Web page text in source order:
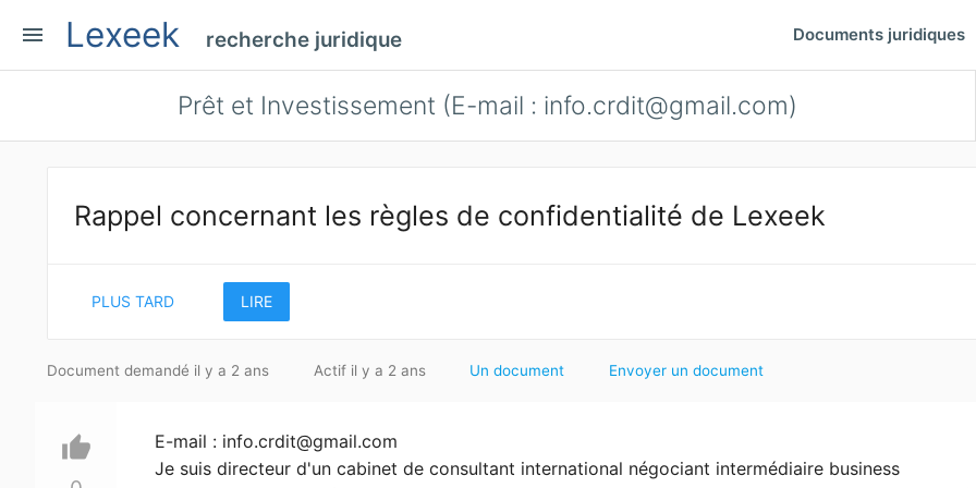
menu Lexeek recherche juridique Documents juridiques
Prêt et Investissement (E-mail : info.crdit@gmail.com)
Rappel concernant les règles de confidentialité de Lexeek
PLUS TARD LIRE
Document demandé il y a 2 ans Actif il y a 2 ans Un document Envoyer un document
thumb_up E-mail : info.crdit@gmail.com
Je suis directeur d'un cabinet de consultant international négociant intermédiaire business